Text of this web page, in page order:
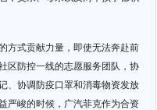
方式贡献力量，即使无法奔赴前
区防控一线的志愿服务团队，协
、协调防疫口罩和消毒物资发放
严峻的时候，广汽菲克作为合资